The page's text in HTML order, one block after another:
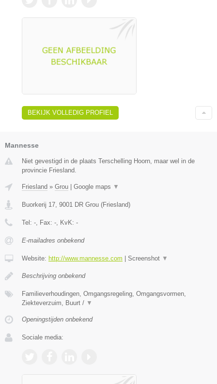
BEKIJK VOLLEDIG PROFIEL
Mannesse
Niet gevestigd in de plaats Terschelling Hoorn, maar wel in de
provincie Friesland.
Friesland » Grou Google maps ▼
Buorkerij 17 9001 DR Grou (Friesland)
Tel: - , Fax: - , KvK: -
E-mailadres onbekend
Website: http://www.mannesse.com Screenshot ▼
Beschrijving onbekend
Familieverhoudingen, Omgangsregeling, Omgangsvormen,
Ziekteverzuim, Buurt / ▼
Openingstijden onbekend
Sociale media: